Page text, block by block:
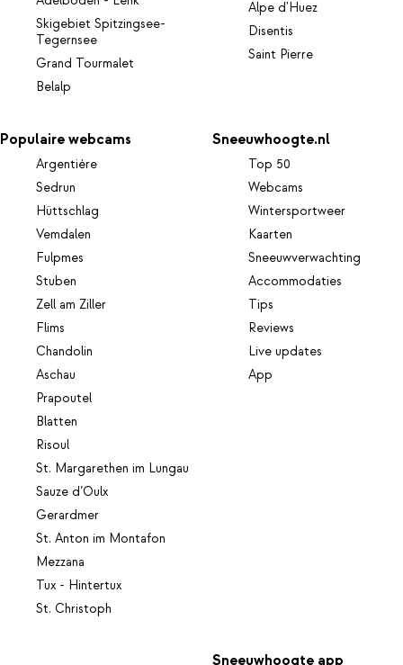
Skigebiet Spitzingsee-
Tegernsee
Grand Tourmalet
Belalp
Alpe d'Huez
Disentis
Saint Pierre
Populaire webcams
Argentière
Sedrun
Hüttschlag
Vemdalen
Fulpmes
Stuben
Zell am Ziller
Flims
Chandolin
Aschau
Prapoutel
Blatten
Risoul
St. Margarethen im Lungau
Sauze d’Oulx
Gerardmer
St. Anton im Montafon
Mezzana
Tux - Hintertux
St. Christoph
Sneeuwhoogte.nl
Top 50
Webcams
Wintersportweer
Kaarten
Sneeuwverwachting
Accommodaties
Tips
Reviews
Live updates
App
Sneeuwhoogte app